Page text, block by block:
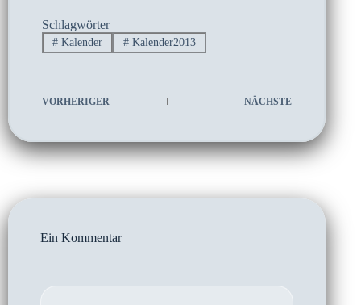
Schlagwörter
#Kalender #Kalender2013
VORHERIGER NÄCHSTE
Ein Kommentar